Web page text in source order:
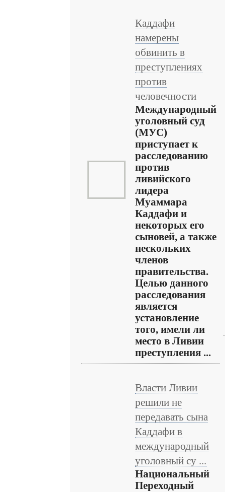
Каддафи
намерены
обвинить в
преступлениях
против
человечности
Международный
уголовный суд
(МУС)
приступает к
расследованию
против
ливийского
лидера
Муаммара
Каддафи и
некоторых его
сыновей, а также
нескольких
членов
правительства.
Целью данного
расследования
является
установление
того, имели ли
место в Ливии
преступления ...
Власти Ливии
решили не
передавать сына
Каддафи в
международный
уголовный су ...
Национальный
Переходный